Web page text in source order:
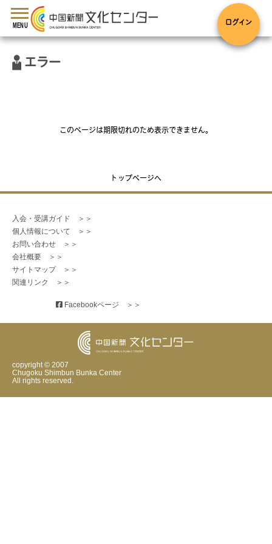
toggle
navigation
MENU ログイン
エラー
このページは期限切れのため表示できません。
トップページへ
入会・受講ガイド　＞＞
個人情報について　＞＞
お問い合わせ　＞＞
会社概要　＞＞
サイトマップ　＞＞
関連リンク　＞＞
Facebookページ　＞＞
copyright © 2007
Chugoku Shimbun Bunka Center
All rights reserved.